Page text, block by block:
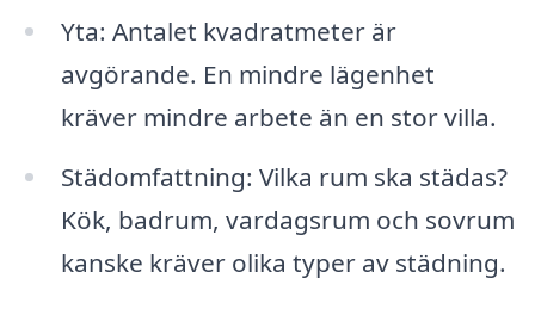
Yta: Antalet kvadratmeter är
avgörande. En mindre lägenhet
kräver mindre arbete än en stor villa.
Städomfattning: Vilka rum ska städas?
Kök, badrum, vardagsrum och sovrum
kanske kräver olika typer av städning.